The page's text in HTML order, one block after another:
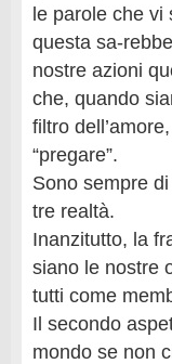
le parole che
questa sa-
nostre azioni
che, quando
filtro
“pregare”.
Sono sempre
tre realtà.
Inanzitutto, la
siano le nostre
tutti come
Il secondo
mondo se non